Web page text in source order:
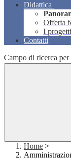
Didattica
Offerta
I
Contatti
Campo di ricerca
Home >